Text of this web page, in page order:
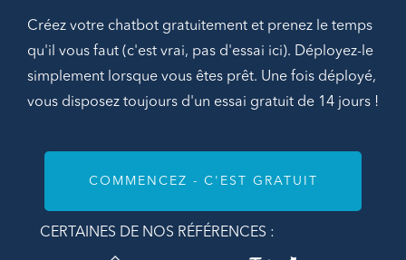
Créez votre chatbot gratuitement et prenez le temps
qu'il vous faut (c'est vrai, pas d'essai ici). Déployez-le
simplement lorsque vous êtes prêt. Une fois déployé,
vous disposez toujours d'un essai gratuit de 14 jours !
COMMENCEZ - C'EST GRATUIT
CERTAINES DE NOS RÉFÉRENCES :